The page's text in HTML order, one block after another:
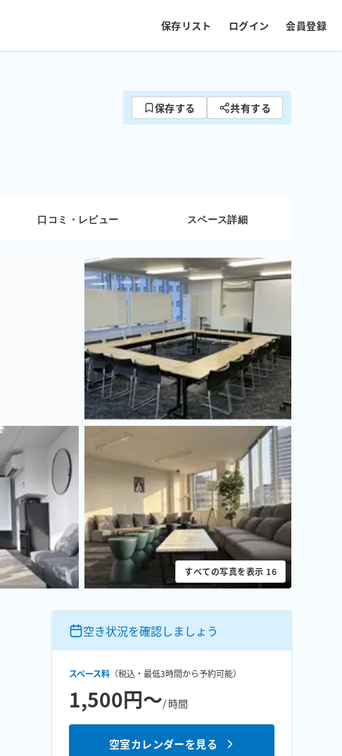
保存リスト ログイン 会員登録
すべての写真を表示 16
保存する 共有する
口コミ・レビュー スペース詳細
空き状況を確認しましょう
スペース料 （税込・最低3時間から予約可能）
1,500円〜/ 時間
空室カレンダーを見る